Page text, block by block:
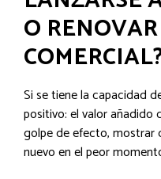
O
Si se tiene la capacidad
positivo: el valor añadido
golpe de efecto, mostrar
nuevo en el peor